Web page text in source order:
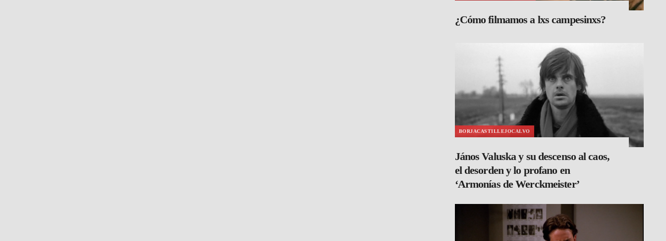
¿Cómo filmamos a lxs campesinxs?
BORJACASTILLEJOCALVO
János Valuska y su descenso al caos,
el desorden y lo profano en
‘Armonías de Werckmeister’